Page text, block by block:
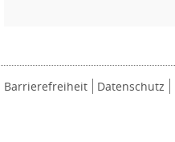
Barrierefreiheit Datenschutz